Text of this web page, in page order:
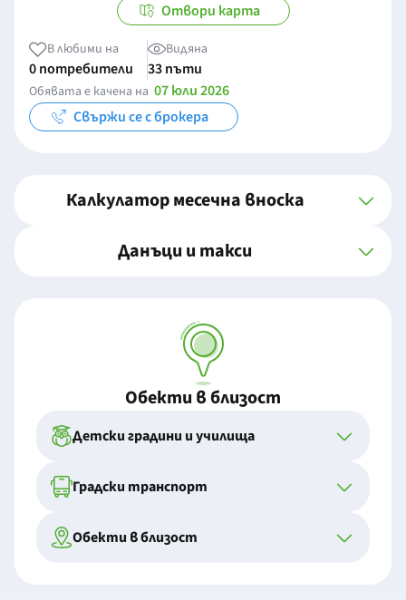
Отвори карта
В любими на
0 потребители
Видяна
33 пъти
Обявата е качена на 07 юли 2026
Свържи се с брокера
Калкулатор месечна вноска
Данъци и такси
Обекти в близост
Детски градини и училища
Градски транспорт
Обекти в близост